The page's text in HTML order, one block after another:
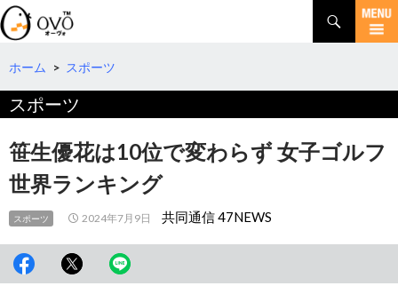
検
索
コ
テ
へ
移
ホーム > スポーツ
スポーツ
笹生優花は10位で変わらず 女子ゴルフ
世界ランキング
スポーツ 2024年7月9日 共同通信 47NEWS